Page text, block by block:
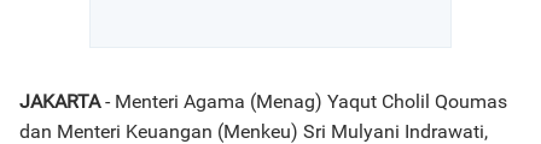
JAKARTA- Menteri Agama (Menag) Yaqut Cholil Qoumas
dan Menteri Keuangan (Menkeu) Sri Mulyani Indrawati,